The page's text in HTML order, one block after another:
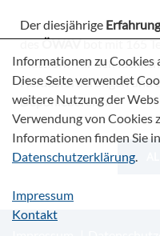
Der diesjährige
desÖWAVbot mit 165
Plattform für den
Herausforderungen und
Deponiebereich.
Informationen zu Cookies
Diese Seite verwendet
weitere Nutzung der
Verwendung von Cookies
Informationen finden Sie
Datenschutzerklärung.
Impressum
Kontakt